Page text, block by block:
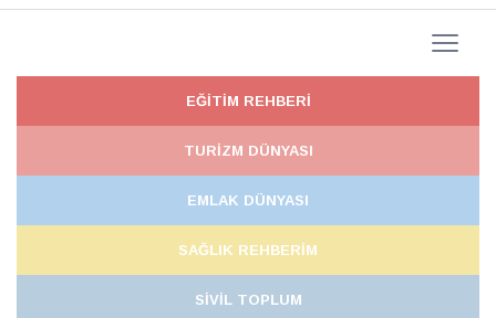
EĞİTİM REHBERİ
TURİZM DÜNYASI
EMLAK DÜNYASI
SAĞLIK REHBERİM
SİVİL TOPLUM